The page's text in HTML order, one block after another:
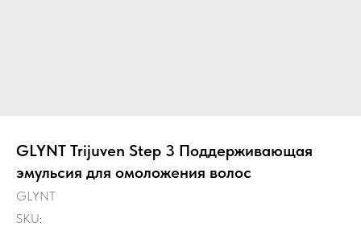
GLYNT Trijuven Step 3 Поддерживающая
эмульсия для омоложения волос
GLYNT
SKU: